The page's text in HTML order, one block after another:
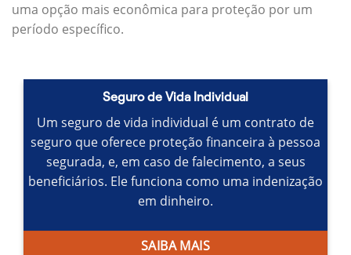
uma opção mais econômica para proteção por um
período específico.
Seguro de Vida Individual
Um seguro de vida individual é um contrato de
seguro que oferece proteção financeira à pessoa
segurada, e, em caso de falecimento, a seus
beneficiários. Ele funciona como uma indenização
em dinheiro.
SAIBA MAIS